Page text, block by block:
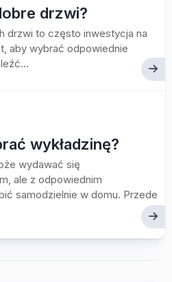
drzwi?
drzwi to często inwestycja na
aby wybrać odpowiednie
wykładzinę?
wydawać się
ale z odpowiednim
samodzielnie w domu. Przede